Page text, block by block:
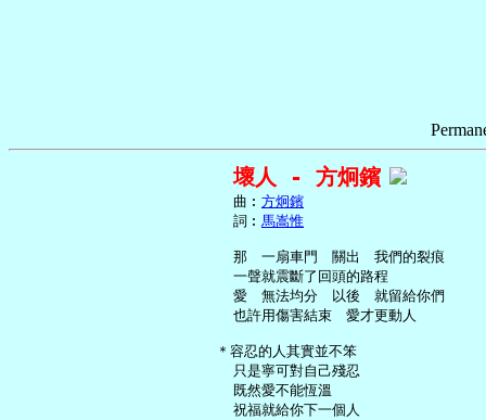
壞人 - 方炯鑌
     曲︰
方炯鑌
     詞︰
馬嵩惟
     那　一扇車門　關出　我們的裂痕
     一聲就震斷了回頭的路程
     愛　無法均分　以後　就留給你們
     也許用傷害結束　愛才更動人
   ＊容忍的人其實並不笨
     只是寧可對自己殘忍
     既然愛不能恆溫
     祝福就給你下一個人